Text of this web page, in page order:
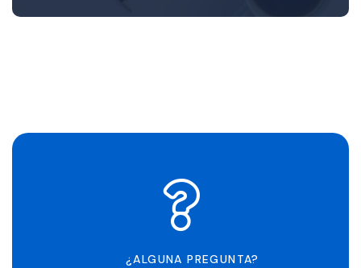
¿ALGUNA PREGUNTA?